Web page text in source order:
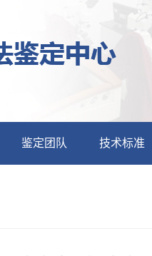
鉴定团队 技术标准